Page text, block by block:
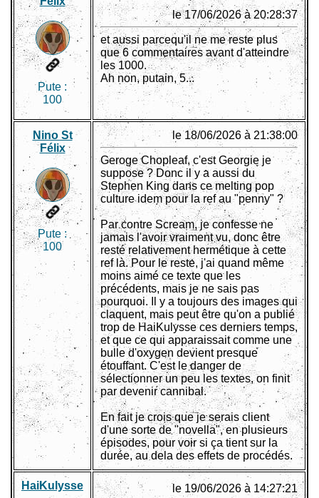
Pute :
100
le 17/06/2026 à 20:28:37
et aussi parcequ'il ne me reste plus
que 6 commentaires avant d'atteindre
les 1000.
Ah non, putain, 5...
Nino St
Félix
Pute :
100
le 18/06/2026 à 21:38:00
Geroge Chopleaf, c'est Georgie je
suppose ? Donc il y a aussi du
Stephen King dans ce melting pop
culture idem pour la ref au "penny" ?
Par contre Scream, je confesse ne
jamais l'avoir vraiment vu, donc être
resté relativement hermétique à cette
ref là. Pour le reste, j'ai quand même
moins aimé ce texte que les
précédents, mais je ne sais pas
pourquoi. Il y a toujours des images qui
claquent, mais peut être qu'on a publié
trop de HaiKulysse ces derniers temps,
et que ce qui apparaissait comme une
bulle d'oxygen devient presque
étouffant. C'est le danger de
sélectionner un peu les textes, on finit
par devenir cannibal.
En fait je crois que je serais client
d'une sorte de "novella", en plusieurs
épisodes, pour voir si ça tient sur la
durée, au dela des effets de procédés.
HaiKulysse le 19/06/2026 à 14:27:21